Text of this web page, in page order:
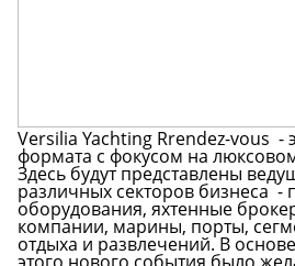
Versilia Yachting Rrendez-vous -
формата с фокусом на
Здесь будут представлены
различных секторов бизнеса -
оборудования, яхтенные
компании, марины, порты,
отдыха и развлечений. В